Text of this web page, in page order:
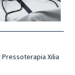
silenziosi
Pressoterapia Xilia